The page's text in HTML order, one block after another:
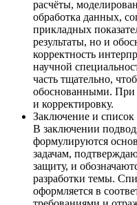
расчёты,
обработка данных,
прикладных
результаты, но и
корректность
научной
часть тщательно,
обоснованными. При
и корректировку.
Заключение и
В заключении
формулируются
задачам,
защиту, и
разработки темы.
оформляется в